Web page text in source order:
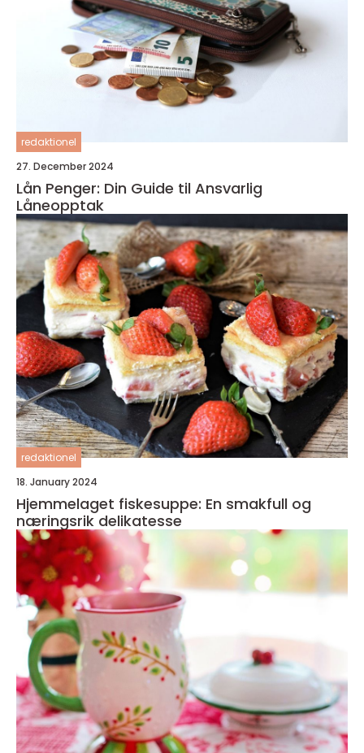
redaktionel
27. December 2024
Lån Penger: Din Guide til Ansvarlig
Låneopptak
redaktionel
18. January 2024
Hjemmelaget fiskesuppe: En smakfull og
næringsrik delikatesse